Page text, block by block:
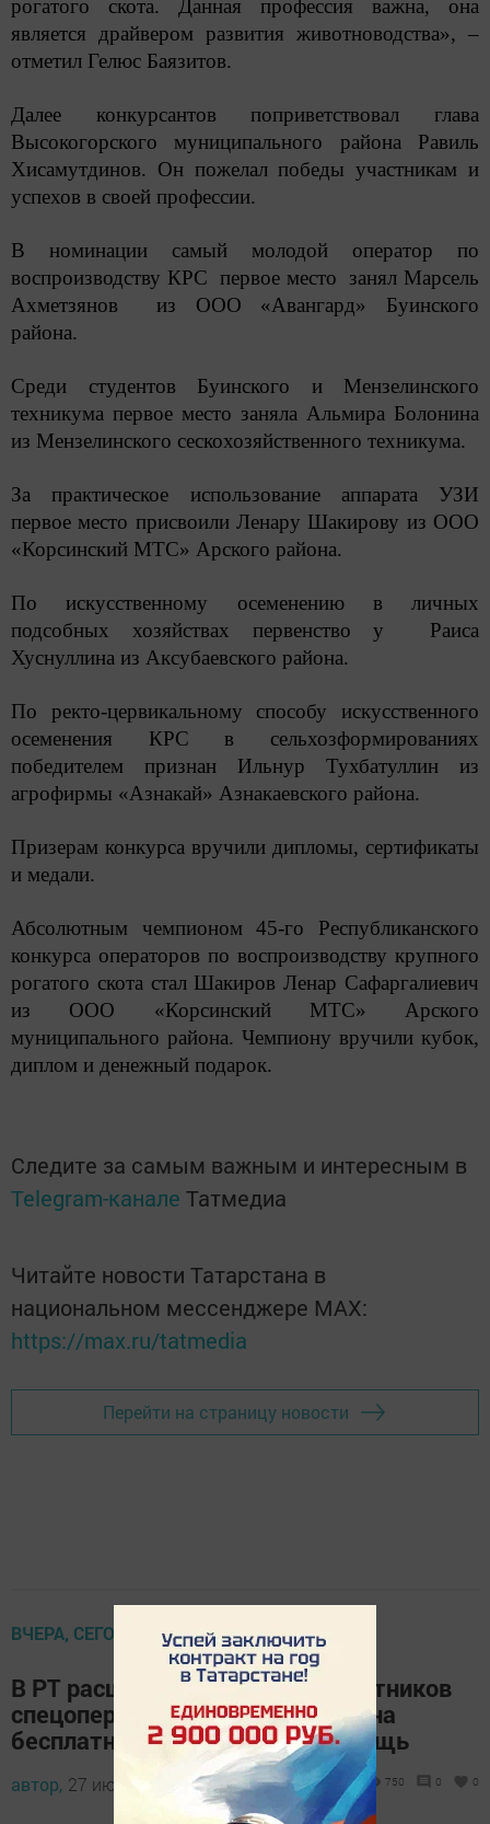
рогатого скота. Данная профессия важна, она
является драйвером развития животноводства», –
отметил Гелюс Баязитов.
Далее конкурсантов поприветствовал глава
Высокогорского муниципального района Равиль
Хисамутдинов. Он пожелал победы участникам и
успехов в своей профессии.
В номинации самый молодой оператор по
воспроизводству КРС первое место занял Марсель
Ахметзянов из ООО «Авангард» Буинского
района.
Среди студентов Буинского и Мензелинского
техникума первое место заняла Альмира Болонина
из Мензелинского сескохозяйственного техникума.
За практическое использование аппарата УЗИ
первое место присвоили Ленару Шакирову из ООО
«Корсинский МТС» Арского района.
По искусственному осеменению в личных
подсобных хозяйствах первенство у Раиса
Хуснуллина из Аксубаевского района.
По ректо-цервикальному способу искусственного
осеменения КРС в сельхозформированиях
победителем признан Ильнур Тухбатуллин из
агрофирмы «Азнакай» Азнакаевского района.
Призерам конкурса вручили дипломы, сертификаты
и медали.
Абсолютным чемпионом 45-го Республиканского
конкурса операторов по воспроизводству крупного
рогатого скота стал Шакиров Ленар Сафаргалиевич
из ООО «Корсинский МТС» Арского
муниципального района. Чемпиону вручили кубок,
диплом и денежный подарок.
Следите за самым важным и интересным в
Telegram-канале Татмедиа
Читайте новости Татарстана в
национальном мессенджере MАХ:
https://max.ru/tatmedia
Перейти на страницу новости
ВЧЕРА, СЕГОДНЯ, ЗАВТРА
В РТ расширены категории участников
спецоперации, имеющих право на
бесплатную юридическую помощь
автор, 27 июля 2023 - 14:08 750 0 0